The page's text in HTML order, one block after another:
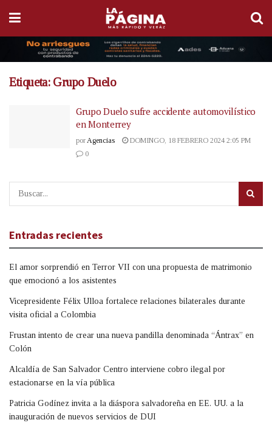
Etiqueta: Grupo Duelo
Grupo Duelo sufre accidente automovilístico
en Monterrey
por Agencias
DOMINGO, 18 FEBRERO 2024 2:05 PM
0
Entradas recientes
El amor sorprendió en Terror VII con una propuesta de matrimonio
que emocionó a los asistentes
Vicepresidente Félix Ulloa fortalece relaciones bilaterales durante
visita oficial a Colombia
Frustan intento de crear una nueva pandilla denominada “Ántrax” en
Colón
Alcaldía de San Salvador Centro interviene cobro ilegal por
estacionarse en la vía pública
Patricia Godínez invita a la diáspora salvadoreña en EE. UU. a la
inauguración de nuevos servicios de DUI